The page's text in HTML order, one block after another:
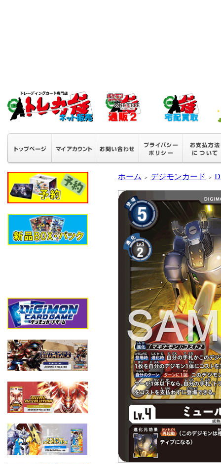
ホーム ＞ デジモンカード ＞